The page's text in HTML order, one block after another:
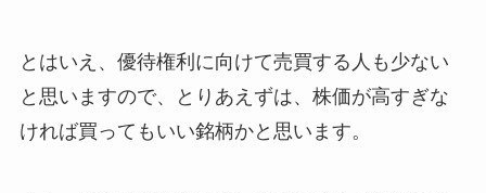
とはいえ、優待権利に向けて売買する人も少ない
と思いますので、とりあえずは、株価が高すぎな
ければ買ってもいい銘柄かと思います。